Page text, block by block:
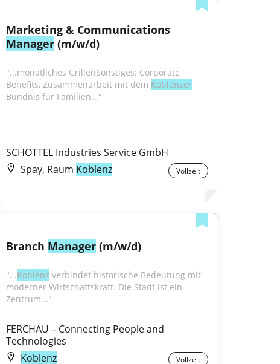
Marketing & Communications
Manager (m/w/d)
"...monatliches GrillenSonstiges: Corporate
Benefits, Zusammenarbeit mit dem Koblenzer
Bündnis für Familien..."
SCHOTTEL Industries Service GmbH
Spay, Raum Koblenz Vollzeit
Branch Manager (m/w/d)
"...Koblenz verbindet historische Bedeutung mit
moderner Wirtschaftskraft. Die Stadt ist ein
Zentrum..."
FERCHAU – Connecting People and
Technologies
Koblenz
Vollzeit